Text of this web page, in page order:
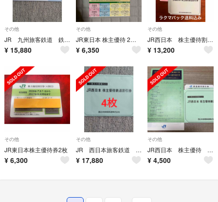
その他
JR 九州旅客鉄道 鉄道株主優待券 4枚
¥ 15,880
その他
JR東日本 株主優待 2枚 セット 割引券
¥ 6,350
その他
JR西日本 株主優待割引券3枚
¥ 13,200
その他
JR東日本株主優待券2枚
¥ 6,300
その他
JR 西日本旅客鉄道 鉄道優待割引券 4枚
¥ 17,880
その他
JR西日本 株主優待 鉄道割引券
¥ 4,500